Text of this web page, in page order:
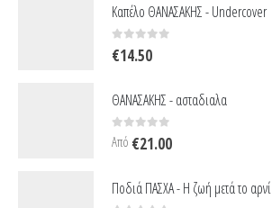
Καπέλο ΘΑΝΑΣΑΚΗΣ - Undercover
0out of 5
€14.50
ΘΑΝΑΣΑΚΗΣ - ασταδιαλα
0 out of 5
Από €21.00
Ποδιά ΠΑΣΧΑ - Η ζωή μετά το αρνί